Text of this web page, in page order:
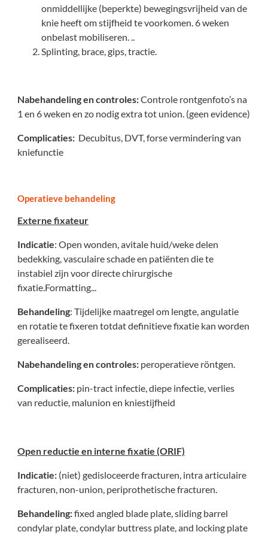
onmiddellijke (beperkte) bewegingsvrijheid van de
knie heeft om stijfheid te voorkomen. 6 weken
onbelast mobiliseren. ..
Splinting, brace, gips, tractie.
Nabehandeling en controles:Controle rontgenfoto’s na
1 en 6 weken en zo nodig extra tot union. (geen evidence)
Complicaties: Decubitus, DVT, forse vermindering van
kniefunctie
Operatieve behandeling
Externe fixateur
Indicatie: Open wonden, avitale huid/weke delen
bedekking, vasculaire schade en patiënten die te
instabiel zijn voor directe chirurgische
fixatie.Formatting...
Behandeling: Tijdelijke maatregel om lengte, angulatie
en rotatie te fixeren totdat definitieve fixatie kan worden
gerealiseerd.
Nabehandeling en controles: peroperatieve röntgen.
Complicaties: pin-tract infectie, diepe infectie, verlies
van reductie, malunion en kniestijfheid
Open reductie en interne fixatie (ORIF)
Indicatie: (niet) gedisloceerde fracturen, intra articulaire
fracturen, non-union, periprothetische fracturen.
Behandeling:fixed angled blade plate, sliding barrel
condylar plate, condylar buttress plate, and locking plate